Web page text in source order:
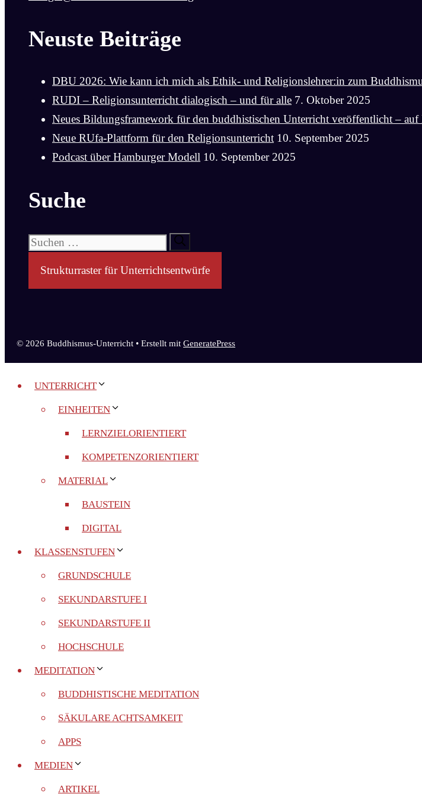
Neuste Beiträge
DBU 2026: Wie kann ich mich als Ethik- und Religionslehrer:in zum
RUDI – Religionsunterricht dialogisch – und für alle 7. Oktober 2025
Neues Bildungsframework für den buddhistischen Unterricht veröffentlicht – auf
Neue RUfa-Plattform für den Religionsunterricht 10. September 2025
Podcast über Hamburger Modell 10. September 2025
Suche
Suchen
Strukturraster für Unterrichtsentwürfe
© 2026 Buddhismus-Unterricht • Erstellt mit GeneratePress
UNTERRICHT
EINHEITEN
LERNZIELORIENTIERT
KOMPETENZORIENTIERT
MATERIAL
BAUSTEIN
DIGITAL
KLASSENSTUFEN
GRUNDSCHULE
SEKUNDARSTUFE I
SEKUNDARSTUFE II
HOCHSCHULE
MEDITATION
BUDDHISTISCHE MEDITATION
SÄKULARE ACHTSAMKEIT
APPS
MEDIEN
ARTIKEL